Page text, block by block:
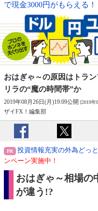
で現金3000円がもらえる！
おはぎゃ～の原因はトラ
リラの“魔の時間帯”か
2019年08月26日(月)19:09公開 [2019年
ザイFX！編集部
投資情報充実の外為どっと
ンペーン実施中！
おはぎゃ～相場の
が違う!?